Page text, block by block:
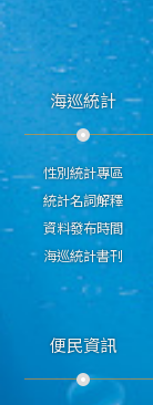
海巡統計
性別統計專區
統計名詞解釋
資料發布時間
海巡統計書刊
便民資訊